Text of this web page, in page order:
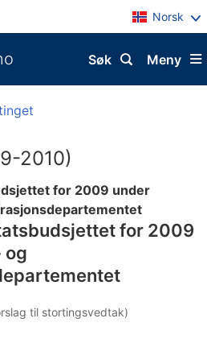
Norsk
Meny
Søk
2010)
for 2009 under
for 2009
og
til stortingsvedtak)